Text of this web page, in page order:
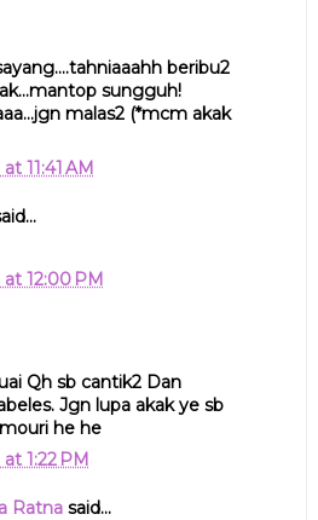
beribu2
sungguh!
malas2 (*mcm akak
11:41 AM
at 12:00 PM
Qh sb cantik2 Dan
Jgn lupa akak ye sb
he he
1:22 PM
Ratnasaid...